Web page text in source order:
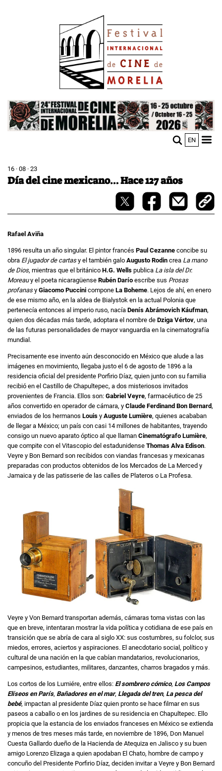
Image
EN
16 · 08 · 23
Día del cine mexicano… Hace 127 años
Rafael Aviña
1896 resulta un año singular. El pintor francés Paul Cezanne concibe su
obra El jugador de cartasy el también galo Augusto Rodin crea La mano
de Dios, mientras que el británico H.G. Wells publica La isla del Dr.
Moreauy el poeta nicaragüense Rubén Darío escribe sus Prosas
profanasy Giacomo Puccini compone La Boheme. Lejos de ahí, en enero
de ese mismo año, en la aldea de Bialystok en la actual Polonia que
pertenecía entonces al imperio ruso, nacía Denís Abrámovich Káufman,
quien dos décadas más tarde, adoptara el nombre de Dziga Vértov, una
de las futuras personalidades de mayor vanguardia en la cinematografía
mundial.
Precisamente ese invento aún desconocido en México que alude a las
imágenes en movimiento, llegaba justo el 6 de agosto de 1896 a la
residencia oficial del presidente Porfirio Díaz, quien junto con su familia
recibió en el Castillo de Chapultepec, a dos misteriosos invitados
provenientes de Francia. Ellos son: Gabriel Veyre, farmacéutico de 25
años convertido en operador de cámara, y Claude Ferdinand Bon Bernard,
enviados de los hermanos Louis y Auguste Lumière, quienes acababan
de llegar a México; un país con casi 14 millones de habitantes, trayendo
consigo un nuevo aparato óptico al que llaman Cinematógrafo Lumière,
que compite con el Vitascopio del estadunidense Thomas Alva Edison.
Veyre y Bon Bernard son recibidos con viandas francesas y mexicanas
preparadas con productos obtenidos de los Mercados de La Merced y
Jamaica y de las patisserie de las calles de Plateros o La Profesa.
Veyre y Von Bernard transportan además, cámaras toma vistas con las
que en breve, intentaran mostrar la vida política y cotidiana de ese país en
transición que se abría de cara al siglo XX: sus costumbres, su folclor, sus
miedos, errores, aciertos y aspiraciones. El anecdotario social, político y
cultural de una nación en la que cabían mandatarios, revolucionarios,
campesinos, estudiantes, militares, danzantes, charros bragados y más.
Los cortos de los Lumiére, entre ellos: El sombrero cómico, Los Campos
Elíseos en París, Bañadores en el mar, Llegada del tren, La pesca del
bebé, impactan al presidente Díaz quien pronto se hace filmar en sus
paseos a caballo o en los jardines de su residencia en Chapultepec. Ello
propicia que la estancia de los enviados franceses en México se extienda
y menos de tres meses más tarde, en noviembre de 1896, Don Manuel
Cuesta Gallardo dueño de la Hacienda de Atequiza en Jalisco y su buen
amigo Lorenzo Elizaga a quien apodaban El Chato, hombre de campo y
concuño del Presidente Porfirio Díaz, deciden invitar a Veyre y Bon Bernard